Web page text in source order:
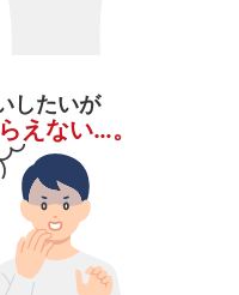
したいが
えない…。